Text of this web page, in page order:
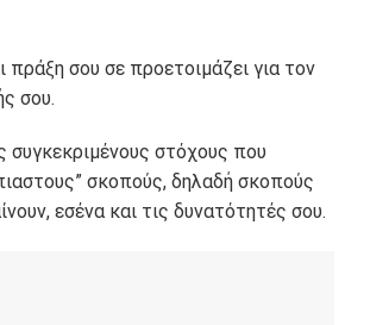
πράξη σου σε προετοιμάζει για τον
σου.
συγκεκριμένους στόχους που
σκοπούς, δηλαδή σκοπούς
εσένα και τις δυνατότητές σου.